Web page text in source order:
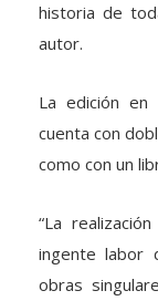
historia de
autor.
La edición en
cuenta con
como con un
“La
ingente labor
obras